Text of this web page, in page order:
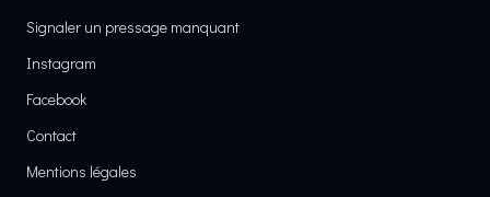
Signaler un pressage manquant
Instagram
Facebook
Contact
Mentions légales